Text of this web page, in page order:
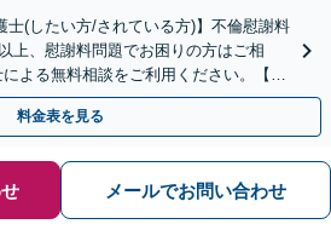
士(したい方/されている方)】不倫慰謝料
上、慰謝料問題でお困りの方はご相
よる無料相談をご利用ください。【不
東北エリア対応】
料金表を見る
メールでお問い合わせ